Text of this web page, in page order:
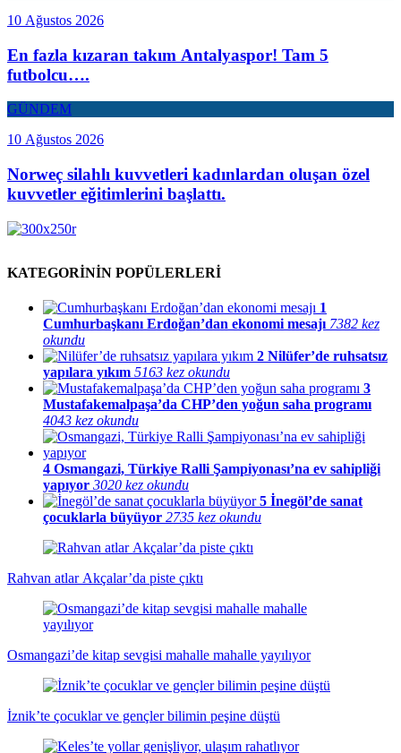
10 Ağustos 2026
En fazla kızaran takım Antalyaspor! Tam 5
futbolcu….
GÜNDEM
10 Ağustos 2026
Norweç silahlı kuvvetleri kadınlardan oluşan özel
kuvvetler eğitimlerini başlattı.
KATEGORİNİN POPÜLERLERİ
1
Cumhurbaşkanı Erdoğan’dan ekonomi mesajı 7382 kez
okundu
2 Nilüfer’de ruhsatsız
yapılara yıkım 5163 kez okundu
3
Mustafakemalpaşa’da CHP’den yoğun saha programı
4043 kez okundu
4 Osmangazi, Türkiye Ralli Şampiyonası’na ev sahipliği
yapıyor 3020 kez okundu
5 İnegöl’de sanat
çocuklarla büyüyor 2735 kez okundu
Rahvan atlar Akçalar’da piste çıktı
Osmangazi’de kitap sevgisi mahalle mahalle yayılıyor
İznik’te çocuklar ve gençler bilimin peşine düştü